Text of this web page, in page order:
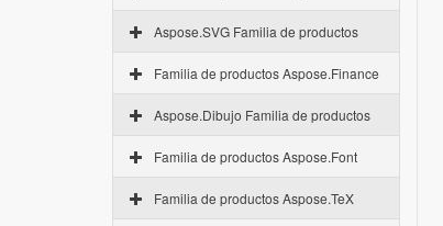
Aspose.SVG Familia de productos
Familia de productos Aspose.Finance
Aspose.Dibujo Familia de productos
Familia de productos Aspose.Font
Familia de productos Aspose.TeX